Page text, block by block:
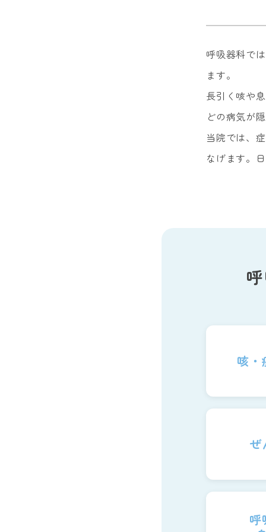
呼吸器科で
ます。
長引く咳や
どの病気が
当院では、
なげます。
咳・
ぜ
呼